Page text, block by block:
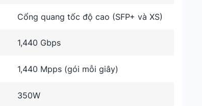
Cổng quang tốc độ cao (SFP+ và XS)
1,440 Gbps
1,440 Mpps (gói mỗi giây)
350W